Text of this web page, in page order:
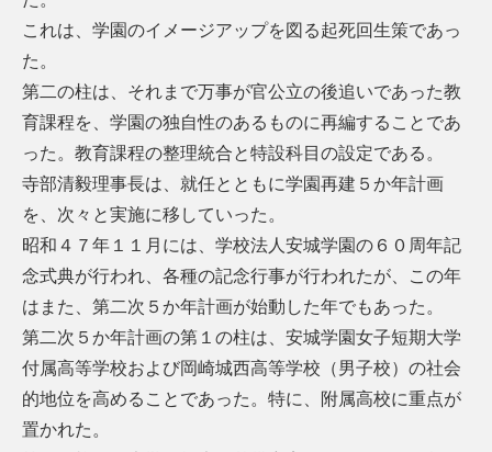
これは、学園のイメージアップを図る起死回生策であっ
た。
第二の柱は、それまで万事が官公立の後追いであった教
育課程を、学園の独自性のあるものに再編することであ
った。教育課程の整理統合と特設科目の設定である。
寺部清毅理事長は、就任とともに学園再建５か年計画
を、次々と実施に移していった。
昭和４７年１１月には、学校法人安城学園の６０周年記
念式典が行われ、各種の記念行事が行われたが、この年
はまた、第二次５か年計画が始動した年でもあった。
第二次５か年計画の第１の柱は、安城学園女子短期大学
付属高等学校および岡崎城西高等学校（男子校）の社会
的地位を高めることであった。特に、附属高校に重点が
置かれた。